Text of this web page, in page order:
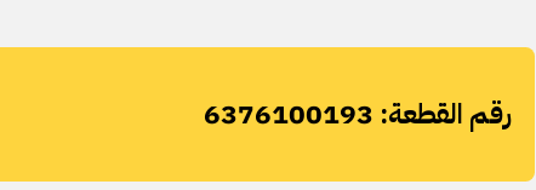
رقم القطعة: 6376100193